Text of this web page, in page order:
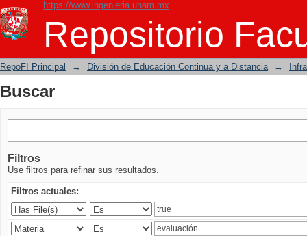
https://www.ingenieria.unam.mx
Repositorio
Buscar
RepoFI Principal → División de Educación Continua y a Distancia →
Buscar
Filtros
Use filtros para refinar sus resultados.
Filtros actuales: